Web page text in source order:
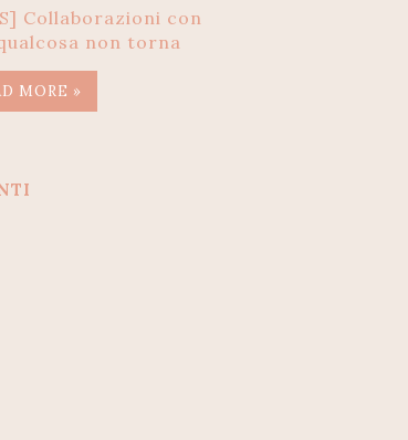
Collaborazioni con
non torna
MORE »